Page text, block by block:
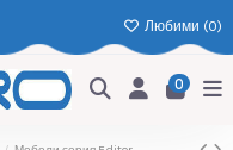
Любими (0)
0